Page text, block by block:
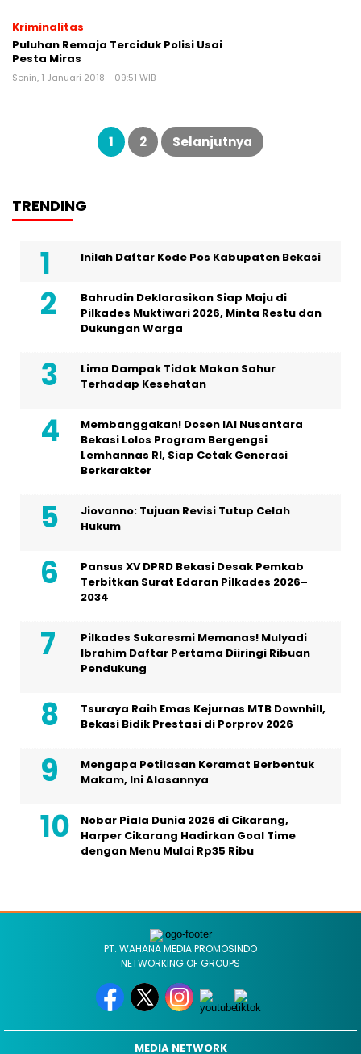
Kriminalitas
Puluhan Remaja Terciduk Polisi Usai
Pesta Miras
Senin, 1 Januari 2018 - 09:51 WIB
Paginasi
1 2 Selanjutnya
TRENDING
Inilah Daftar Kode Pos Kabupaten Bekasi
Bahrudin Deklarasikan Siap Maju di
Pilkades Muktiwari 2026, Minta Restu dan
Dukungan Warga
Lima Dampak Tidak Makan Sahur
Terhadap Kesehatan
Membanggakan! Dosen IAI Nusantara
Bekasi Lolos Program Bergengsi
Lemhannas RI, Siap Cetak Generasi
Berkarakter
Jiovanno: Tujuan Revisi Tutup Celah
Hukum
Pansus XV DPRD Bekasi Desak Pemkab
Terbitkan Surat Edaran Pilkades 2026–
2034
Pilkades Sukaresmi Memanas! Mulyadi
Ibrahim Daftar Pertama Diiringi Ribuan
Pendukung
Tsuraya Raih Emas Kejurnas MTB Downhill,
Bekasi Bidik Prestasi di Porprov 2026
Mengapa Petilasan Keramat Berbentuk
Makam, Ini Alasannya
Nobar Piala Dunia 2026 di Cikarang,
Harper Cikarang Hadirkan Goal Time
dengan Menu Mulai Rp35 Ribu
PT. WAHANA MEDIA PROMOSINDO
NETWORKING OF GROUPS
MEDIA NETWORK